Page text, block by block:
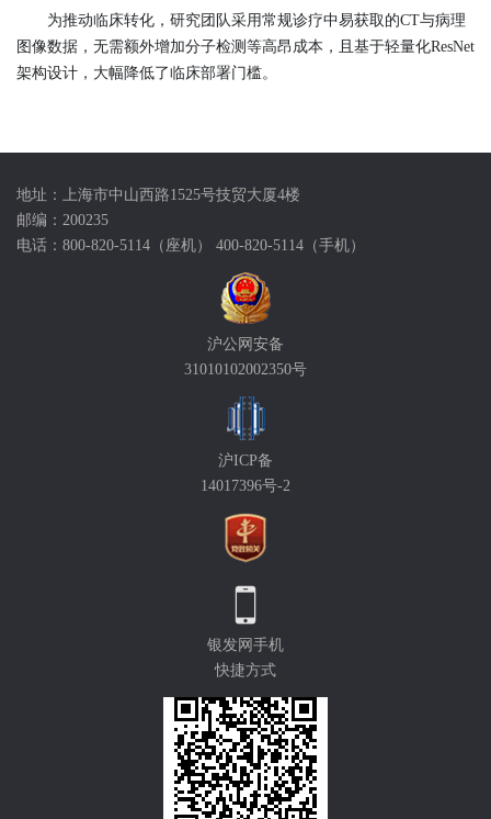
为推动临床转化，研究团队采用常规诊疗中易获取的CT与病理
图像数据，无需额外增加分子检测等高昂成本，且基于轻量化ResNet
架构设计，大幅降低了临床部署门槛。
地址：上海市中山西路1525号技贸大厦4楼
邮编：200235
电话：800-820-5114（座机） 400-820-5114（手机）
沪公网安备
31010102002350号
沪ICP备
14017396号-2
银发网手机
快捷方式